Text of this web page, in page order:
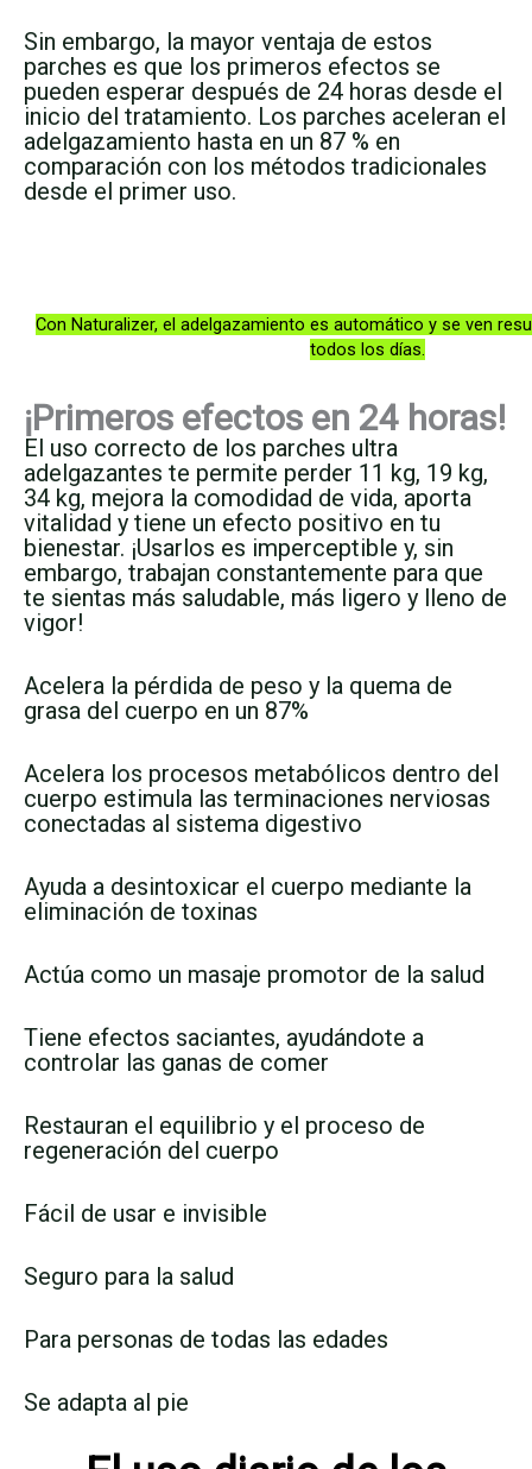
Sin embargo, la mayor ventaja de estos
parches es que los primeros efectos se
pueden esperar después de 24 horas desde el
inicio del tratamiento. Los parches aceleran el
adelgazamiento hasta en un 87 % en
comparación con los métodos tradicionales
desde el primer uso.
Con Naturalizer, el adelgazamiento es automático y se ven
todos los días.
¡Primeros efectos en 24 horas!
El uso correcto de los parches ultra
adelgazantes te permite perder 11 kg, 19 kg,
34 kg, mejora la comodidad de vida, aporta
vitalidad y tiene un efecto positivo en tu
bienestar. ¡Usarlos es imperceptible y, sin
embargo, trabajan constantemente para que
te sientas más saludable, más ligero y lleno de
vigor!
Acelera la pérdida de peso y la quema de
grasa del cuerpo en un 87%
Acelera los procesos metabólicos dentro del
cuerpo estimula las terminaciones nerviosas
conectadas al sistema digestivo
Ayuda a desintoxicar el cuerpo mediante la
eliminación de toxinas
Actúa como un masaje promotor de la salud
Tiene efectos saciantes, ayudándote a
controlar las ganas de comer
Restauran el equilibrio y el proceso de
regeneración del cuerpo
Fácil de usar e invisible
Seguro para la salud
Para personas de todas las edades
Se adapta al pie